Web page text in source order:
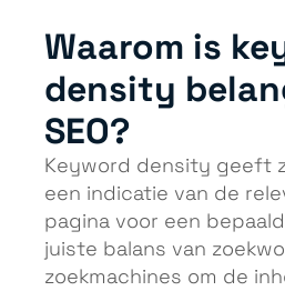
Waarom is
density
SEO?
Keyword density geeft
een indicatie van de
pagina voor een
juiste balans van
zoekmachines om de